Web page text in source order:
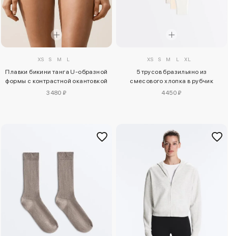
XS S M L
Плавки бикини танга U-образной
формы с контрастной окантовкой
3480 ₽
XS S M L XL
5 трусов бразильяно из
смесового хлопка в рубчик
4450 ₽